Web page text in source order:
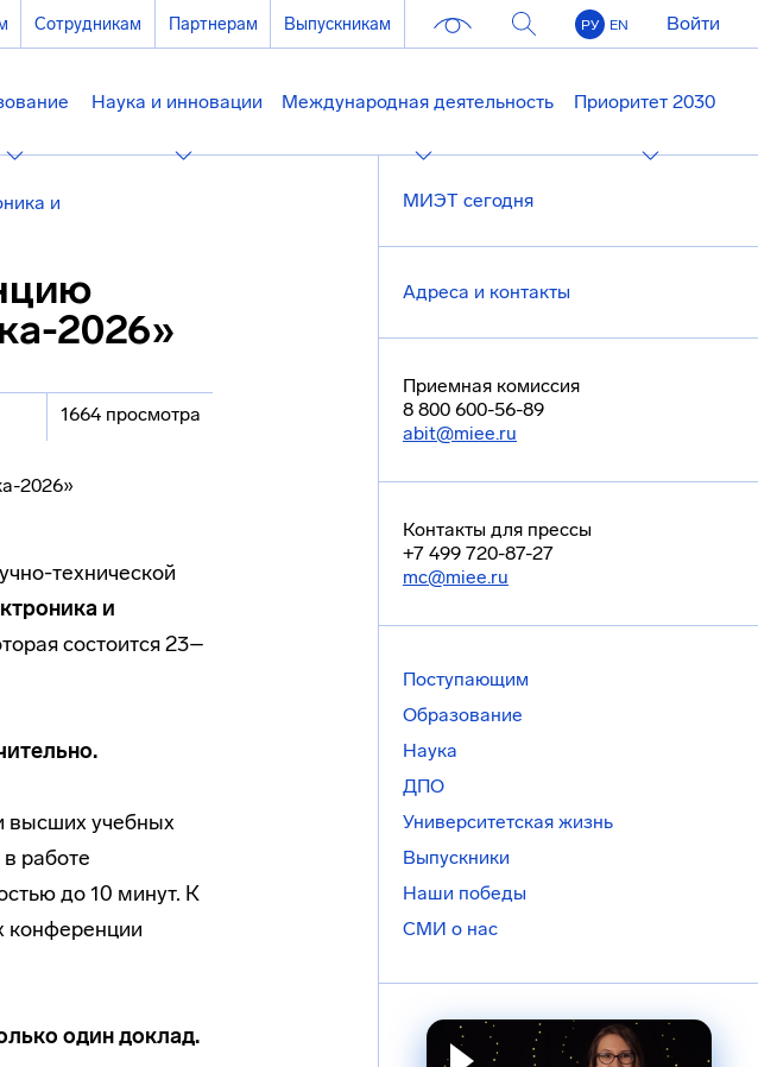
Сотрудникам Партнерам Выпускникам РУ EN Войти
Наука и инновации Международная деятельность Приоритет 2030
и
2026»
1664 просмотра
технической
и
состоится 23–
высших учебных
работе
до 10 минут. К
конференции
один доклад.
МИЭТ сегодня
Адреса и контакты
Приемная комиссия
8 800 600-56-89
abit@miee.ru
Контакты для прессы
+7 499 720-87-27
mc@miee.ru
Поступающим
Образование
Наука
ДПО
Университетская жизнь
Выпускники
Наши победы
СМИ о нас